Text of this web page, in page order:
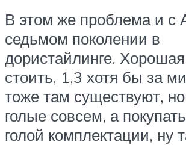
В этом же проблема и с
седьмом поколении в
дористайлинге.
стоить, 1,3 хотя бы за
тоже там существуют,
голые совсем, а
голой комплектации, ну